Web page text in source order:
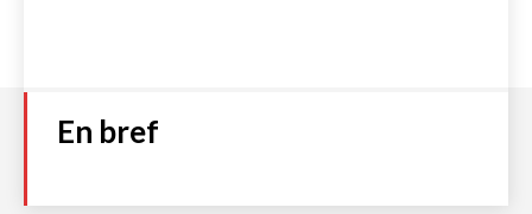
En bref